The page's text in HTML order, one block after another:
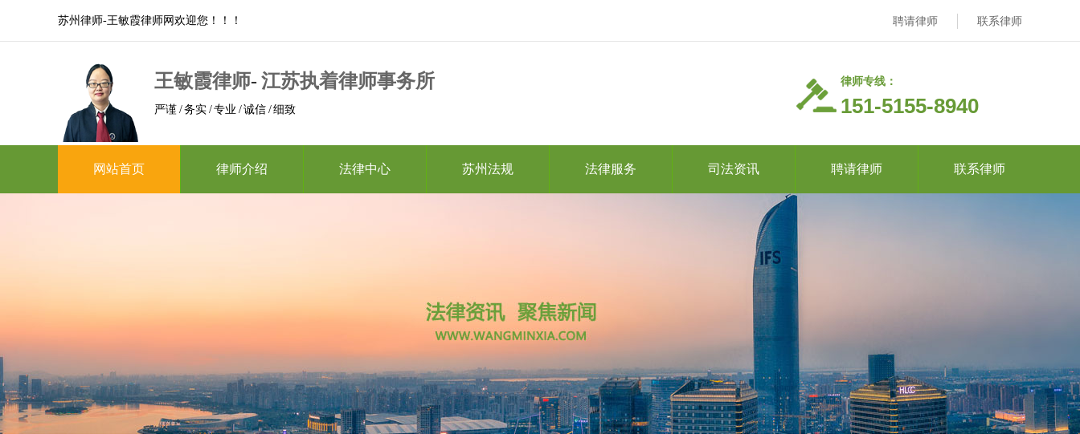
苏州律师-王敏霞律师网欢迎您！！！ 聘请律师 联系律师
王敏霞律师- 江苏执着律师事务所
严谨 / 务实 / 专业 / 诚信 / 细致
律师专线：
151-5155-8940
网站首页 律师介绍 法律中心 苏州法规 法律服务 司法资讯 聘请律师 联系律师